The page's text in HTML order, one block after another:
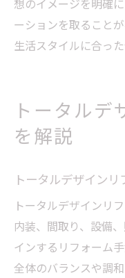
想のイメージを明確
ーションを取ること
生活スタイルに合っ
トータルデ
を解説
トータルデザイン
トータルデザインリ
内装、間取り、設備
インするリフォーム
全体のバランスや調